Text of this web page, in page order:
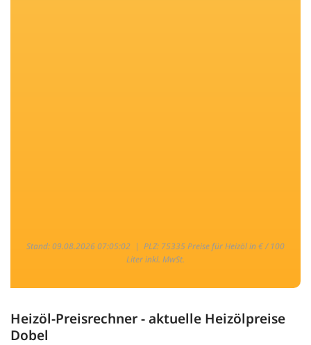
Stand: 09.08.2026 07:05:02 | PLZ: 75335 Preise für Heizöl in € / 100
Liter inkl. MwSt.
Heizöl-Preisrechner - aktuelle Heizölpreise
Dobel